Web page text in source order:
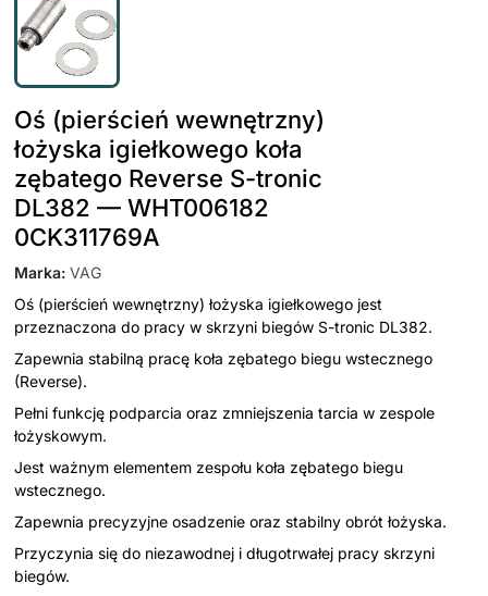
Oś (pierścień wewnętrzny)
łożyska igiełkowego koła
zębatego Reverse S-tronic
DL382 — WHT006182
0CK311769A
Marka: VAG
Oś (pierścień wewnętrzny) łożyska igiełkowego jest
przeznaczona do pracy w skrzyni biegów S-tronic DL382.
Zapewnia stabilną pracę koła zębatego biegu wstecznego
(Reverse).
Pełni funkcję podparcia oraz zmniejszenia tarcia w zespole
łożyskowym.
Jest ważnym elementem zespołu koła zębatego biegu
wstecznego.
Zapewnia precyzyjne osadzenie oraz stabilny obrót łożyska.
Przyczynia się do niezawodnej i długotrwałej pracy skrzyni
biegów.